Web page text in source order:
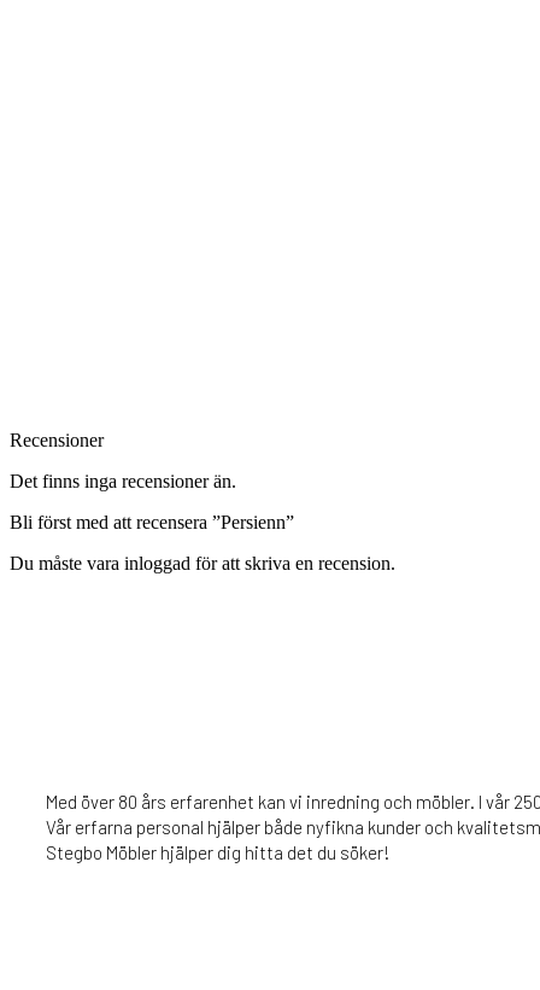
Recensioner
Det finns inga recensioner än.
Bli först med att recensera ”Persienn”
Du måste vara inloggad för att skriva en recension.
Med över 80 års erfarenhet kan vi inredning och möbler. I vår
Vår erfarna personal hjälper både nyfikna kunder och
Stegbo Möbler hjälper dig hitta det du söker!